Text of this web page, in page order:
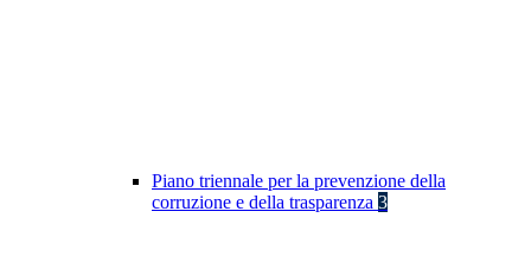
Piano triennale per la prevenzione della
corruzione e della trasparenza 3